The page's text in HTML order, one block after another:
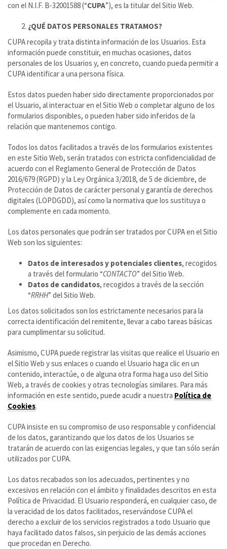
con el N.I.F. B-32001588 (“CUPA”), es la titular del Sitio Web.
¿QUÉ DATOS PERSONALES TRATAMOS?
CUPA recopila y trata distinta información de los Usuarios. Esta
información puede constituir, en muchas ocasiones, datos
personales de los Usuarios y, en concreto, cuando pueda permitir a
CUPA identificar a una persona física.
Estos datos pueden haber sido directamente proporcionados por
el Usuario, al interactuar en el Sitio Web o completar alguno de los
formularios disponibles, o pueden haber sido inferidos de la
relación que mantenemos contigo.
Todos los datos facilitados a través de los formularios existentes
en este Sitio Web, serán tratados con estricta confidencialidad de
acuerdo con el Reglamento General de Protección de Datos
2016/679 (RGPD) y la Ley Orgánica 3/2018, de 5 de diciembre, de
Protección de Datos de carácter personal y garantía de derechos
digitales (LOPDGDD), así como la normativa que los sustituya o
complemente en cada momento.
Los datos personales que podrán ser tratados por CUPA en el Sitio
Web son los siguientes:
Datos de interesados y potenciales clientes, recogidos
a través del formulario “CONTACTO” del Sitio Web.
Datos de candidatos, recogidos a través de la sección
“RRHH” del Sitio Web.
Los datos solicitados son los estrictamente necesarios para la
correcta identificación del remitente, llevar a cabo tareas básicas
para cumplimentar su solicitud.
Asimismo, CUPA puede registrar las visitas que realice el Usuario en
el Sitio Web y sus enlaces o cuando el Usuario haga clic en un
contenido, interactúe, o de alguna otra forma haga uso del Sitio
Web, a través de cookies y otras tecnologías similares. Para más
información en este sentido, puede acudir a nuestra Política de
Cookies.
CUPA insiste en su compromiso de uso responsable y confidencial
de los datos, garantizando que los datos de los Usuarios se
tratarán de acuerdo con las exigencias legales, y que tan sólo serán
utilizados por CUPA.
Los datos recabados son los adecuados, pertinentes y no
excesivos en relación con el ámbito y finalidades descritos en esta
Política de Privacidad. El Usuario responderá, en cualquier caso, de
la veracidad de los datos facilitados, reservándose CUPA el
derecho a excluir de los servicios registrados a todo Usuario que
haya facilitado datos falsos, sin perjuicio de las demás acciones
que procedan en Derecho.